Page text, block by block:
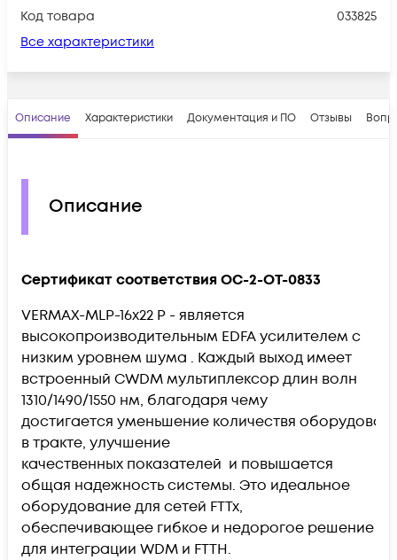
Код товара
033825
Все характеристики
Описание Характеристики Документация и ПО Отзывы
Описание
Сертификат соответствия OC-2-OT-0833
VERMAX-MLP-16x22 P - является
высокопроизводительным EDFA усилителем с
низким уровнем шума . Каждый выход имеет
встроенный CWDM мультиплексор длин волн
1310/1490/1550 нм, благодаря чему
достигается уменьшение количествя
в тракте, улучшение
качественных показателей и повышается
общая надежность системы. Это идеальное
оборудование для сетей FTTx,
обеспечивающее гибкое и недорогое решение
для интеграции WDM и FTTH.